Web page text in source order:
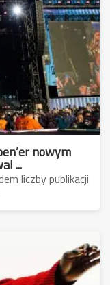
nowym
...
liczby publikacji